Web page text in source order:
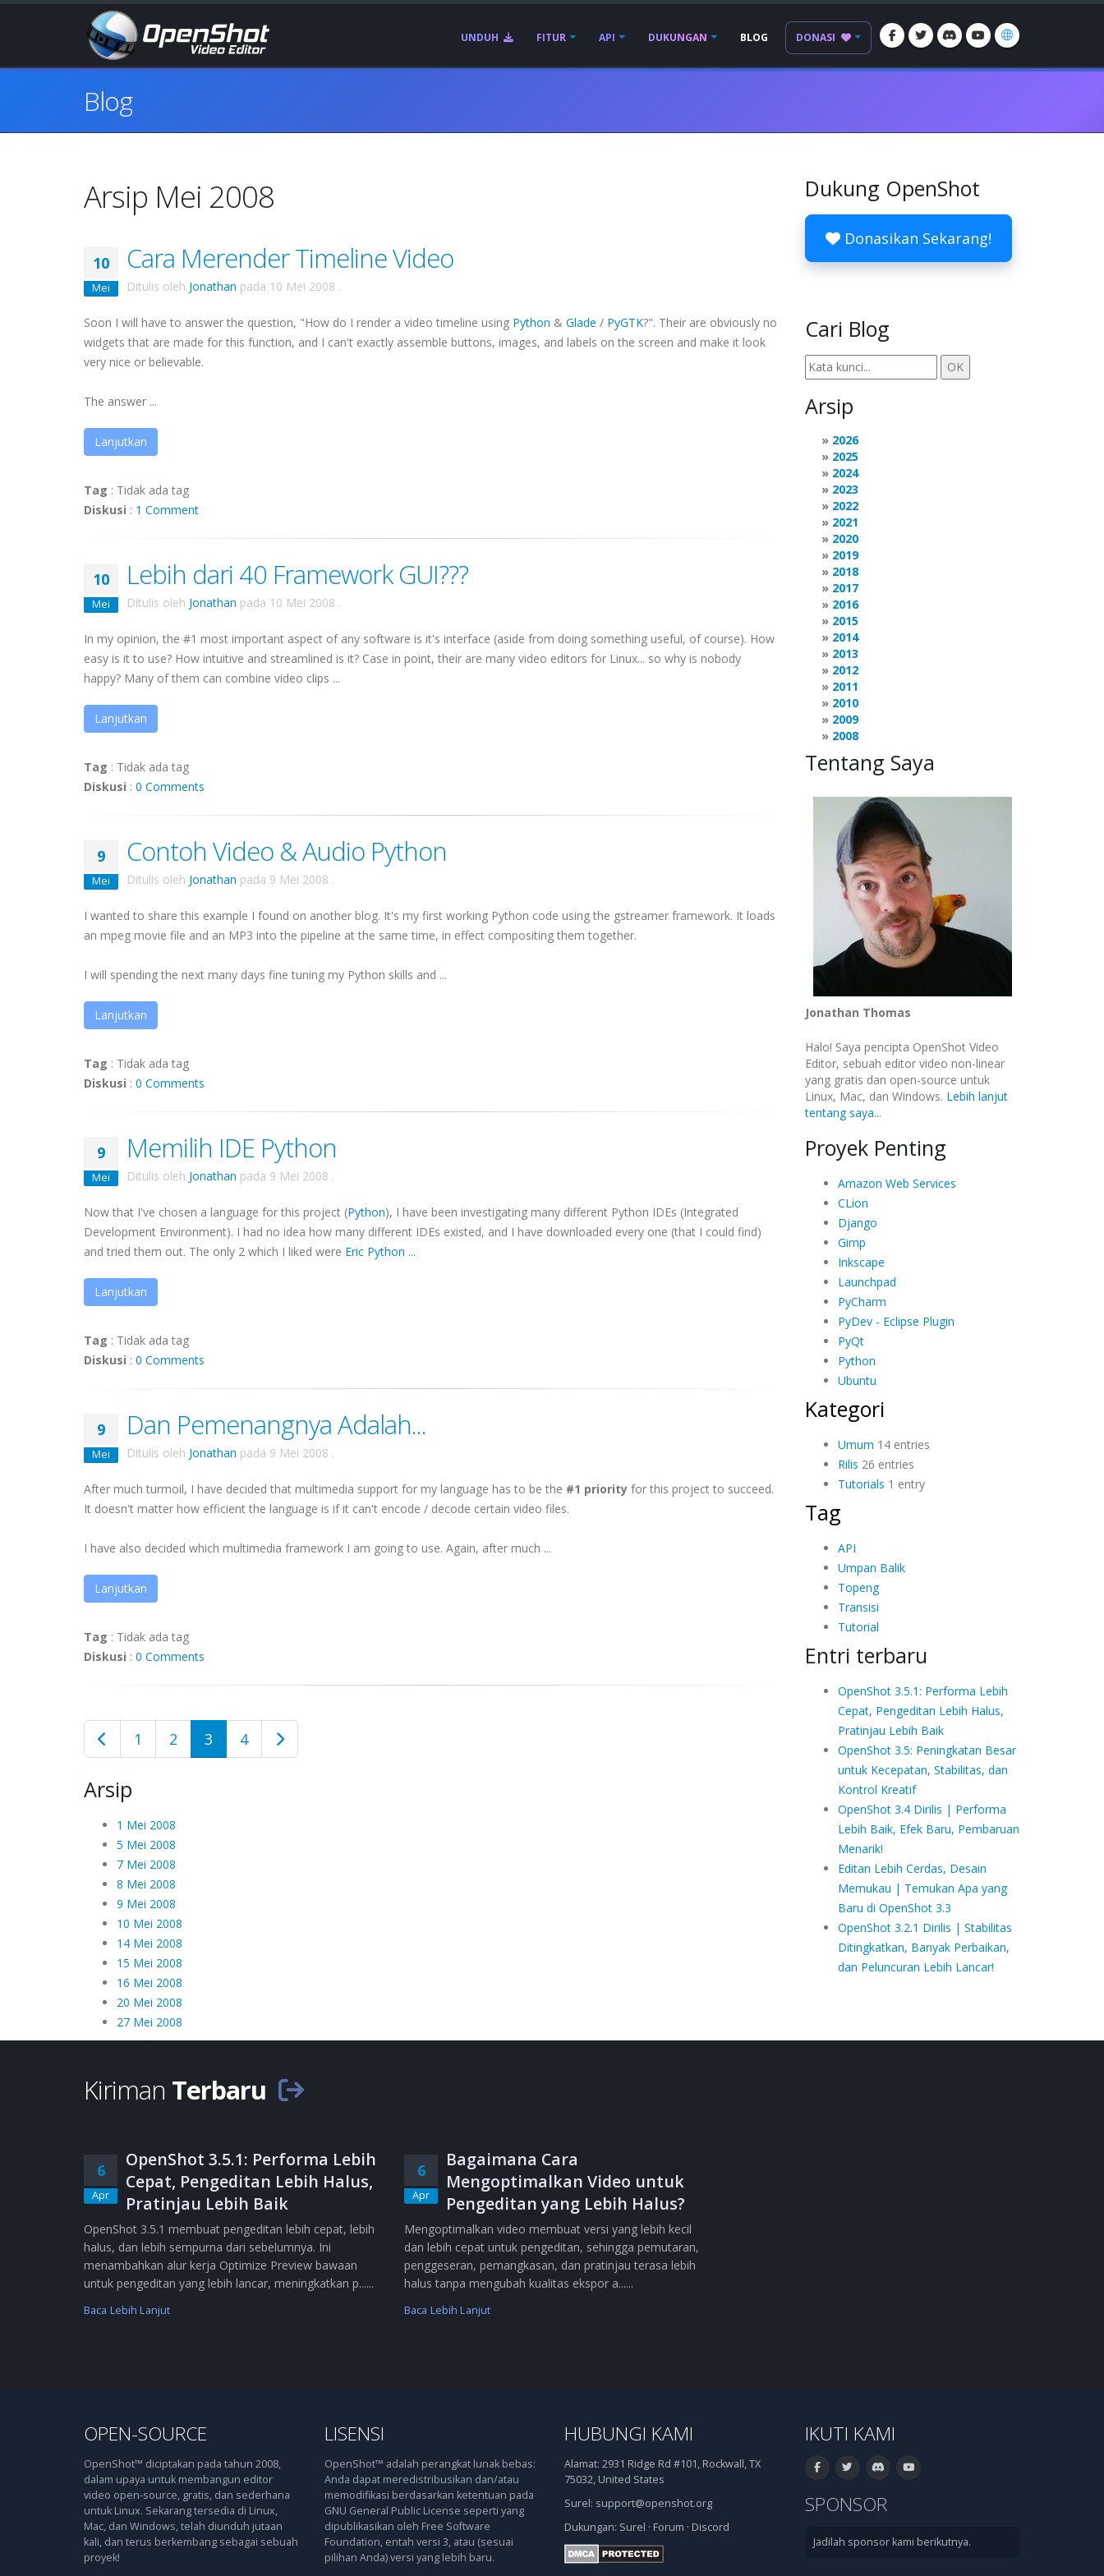
UNDUH FITUR API DUKUNGAN BLOG DONASI
Blog
Arsip Mei 2008
10
Mei
Cara Merender Timeline Video
Ditulis oleh Jonathan pada 10 Mei 2008 .
Soon I will have to answer the question, "How do I render a video timeline using Python & Glade / PyGTK?". Their are obviously no
widgets that are made for this function, and I can't exactly assemble buttons, images, and labels on the screen and make it look
very nice or believable.
The answer ...
Lanjutkan
Tag : Tidak ada tag
Diskusi : 1 Comment
10
Mei
Lebih dari 40 Framework GUI???
Ditulis oleh Jonathan pada 10 Mei 2008 .
In my opinion, the #1 most important aspect of any software is it's interface (aside from doing something useful, of course). How
easy is it to use? How intuitive and streamlined is it? Case in point, their are many video editors for Linux... so why is nobody
happy? Many of them can combine video clips ...
Lanjutkan
Tag : Tidak ada tag
Diskusi : 0 Comments
9
Mei
Contoh Video & Audio Python
Ditulis oleh Jonathan pada 9 Mei 2008 .
I wanted to share this example I found on another blog. It's my first working Python code using the gstreamer framework. It loads
an mpeg movie file and an MP3 into the pipeline at the same time, in effect compositing them together.
I will spending the next many days fine tuning my Python skills and ...
Lanjutkan
Tag : Tidak ada tag
Diskusi : 0 Comments
9
Mei
Memilih IDE Python
Ditulis oleh Jonathan pada 9 Mei 2008 .
Now that I've chosen a language for this project (Python), I have been investigating many different Python IDEs (Integrated
Development Environment). I had no idea how many different IDEs existed, and I have downloaded every one (that I could find)
and tried them out. The only 2 which I liked were Eric Python ...
Lanjutkan
Tag : Tidak ada tag
Diskusi : 0 Comments
9
Mei
Dan Pemenangnya Adalah...
Ditulis oleh Jonathan pada 9 Mei 2008 .
After much turmoil, I have decided that multimedia support for my language has to be the #1 priority for this project to succeed.
It doesn't matter how efficient the language is if it can't encode / decode certain video files.
I have also decided which multimedia framework I am going to use. Again, after much ...
Lanjutkan
Tag : Tidak ada tag
Diskusi : 0 Comments
1 2 3 4
Arsip
1 Mei 2008
5 Mei 2008
7 Mei 2008
8 Mei 2008
9 Mei 2008
10 Mei 2008
14 Mei 2008
15 Mei 2008
16 Mei 2008
20 Mei 2008
27 Mei 2008
Dukung OpenShot
Donasikan Sekarang!
Cari Blog
Arsip
2026
2025
2024
2023
2022
2021
2020
2019
2018
2017
2016
2015
2014
2013
2012
2011
2010
2009
2008
Tentang Saya
Jonathan Thomas
Halo! Saya pencipta OpenShot Video
Editor, sebuah editor video non-linear
yang gratis dan open-source untuk
Linux, Mac, dan Windows. Lebih lanjut
tentang saya...
Proyek Penting
Amazon Web Services
CLion
Django
Gimp
Inkscape
Launchpad
PyCharm
PyDev - Eclipse Plugin
PyQt
Python
Ubuntu
Kategori
Umum 14 entries
Rilis 26 entries
Tutorials 1 entry
Tag
API
Umpan Balik
Topeng
Transisi
Tutorial
Entri terbaru
OpenShot 3.5.1: Performa Lebih
Cepat, Pengeditan Lebih Halus,
Pratinjau Lebih Baik
OpenShot 3.5: Peningkatan Besar
untuk Kecepatan, Stabilitas, dan
Kontrol Kreatif
OpenShot 3.4 Dirilis | Performa
Lebih Baik, Efek Baru, Pembaruan
Menarik!
Editan Lebih Cerdas, Desain
Memukau | Temukan Apa yang
Baru di OpenShot 3.3
OpenShot 3.2.1 Dirilis | Stabilitas
Ditingkatkan, Banyak Perbaikan,
dan Peluncuran Lebih Lancar!
Kiriman Terbaru
6
Apr
OpenShot 3.5.1: Performa Lebih
Cepat, Pengeditan Lebih Halus,
Pratinjau Lebih Baik
OpenShot 3.5.1 membuat pengeditan lebih cepat, lebih
halus, dan lebih sempurna dari sebelumnya. Ini
menambahkan alur kerja Optimize Preview bawaan
untuk pengeditan yang lebih lancar, meningkatkan p......
Baca Lebih Lanjut
6
Apr
Bagaimana Cara
Mengoptimalkan Video untuk
Pengeditan yang Lebih Halus?
Mengoptimalkan video membuat versi yang lebih kecil
dan lebih cepat untuk pengeditan, sehingga pemutaran,
penggeseran, pemangkasan, dan pratinjau terasa lebih
halus tanpa mengubah kualitas ekspor a......
Baca Lebih Lanjut
OPEN-SOURCE
OpenShot™ diciptakan pada tahun 2008,
dalam upaya untuk membangun editor
video open-source, gratis, dan sederhana
untuk Linux. Sekarang tersedia di Linux,
Mac, dan Windows, telah diunduh jutaan
kali, dan terus berkembang sebagai sebuah
proyek!
LISENSI
OpenShot™ adalah perangkat lunak bebas:
Anda dapat meredistribusikan dan/atau
memodifikasi berdasarkan ketentuan pada
GNU General Public License seperti yang
dipublikasikan oleh Free Software
Foundation, entah versi 3, atau (sesuai
pilihan Anda) versi yang lebih baru.
HUBUNGI KAMI
Alamat: 2931 Ridge Rd #101, Rockwall, TX
75032, United States
Surel: support@openshot.org
Dukungan: Surel · Forum · Discord
IKUTI KAMI
SPONSOR
Jadilah sponsor kami berikutnya.